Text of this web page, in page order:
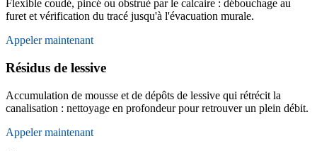
Flexible coudé, pincé ou obstrué par le calcaire : débouchage au
furet et vérification du tracé jusqu'à l'évacuation murale.
Appeler maintenant
Résidus de lessive
Accumulation de mousse et de dépôts de lessive qui rétrécit la
canalisation : nettoyage en profondeur pour retrouver un plein débit.
Appeler maintenant